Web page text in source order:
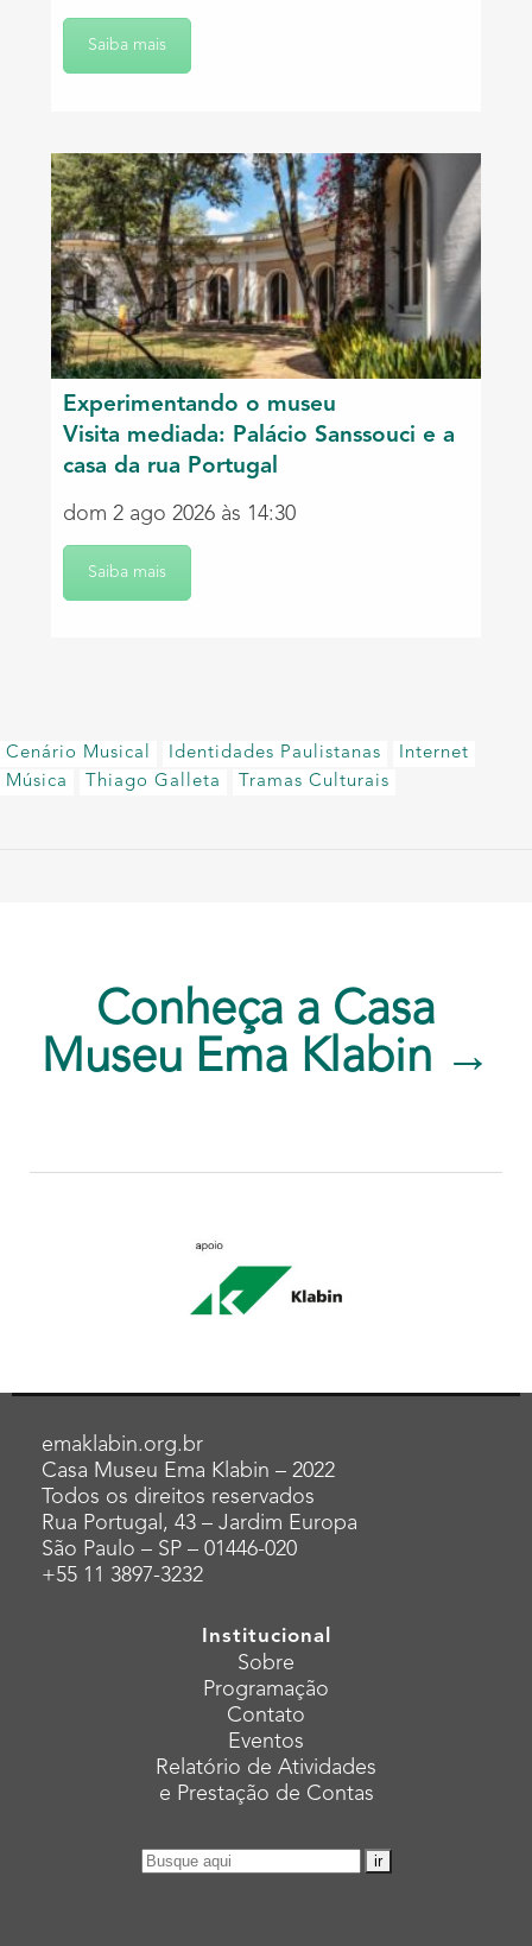
Saiba mais
Experimentando o museu
Visita mediada: Palácio Sanssouci e a
casa da rua Portugal
dom 2 ago 2026 às 14:30
Saiba mais
Cenário Musical Identidades Paulistanas
Internet
Música
Thiago Galleta Tramas Culturais
Conheça a Casa
Museu Ema Klabin →
emaklabin.org.br
Casa Museu Ema Klabin – 2022
Todos os direitos reservados
Rua Portugal, 43 – Jardim Europa
São Paulo – SP – 01446-020
+55 11 3897-3232
Institucional
Sobre
Programação
Contato
Eventos
Relatório de Atividades
e Prestação de Contas
Pesquisar